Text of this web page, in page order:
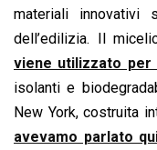
materiali innovativi
dell’edilizia. Il
viene utilizzato
isolanti e
New York, costruita
avevamo parlato